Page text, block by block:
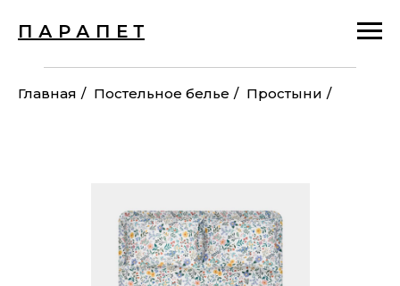
П А Р А П Е Т
Главная / Постельное белье / Простыни /